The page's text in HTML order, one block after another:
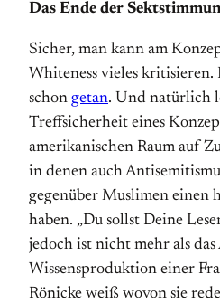
Das Ende der
Sicher, man kann am
Whiteness vieles kritisieren.
schon getan. Und natürlich
Treffsicherheit eines
amerikanischen Raum auf
in denen auch
gegenüber Muslimen einen
haben. „Du sollst Deine
jedoch ist nicht mehr als
Wissensproduktion einer
Rönicke weiß wovon sie